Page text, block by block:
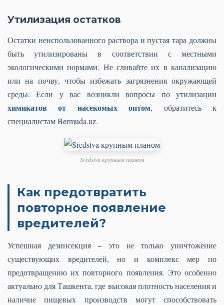
Утилизация остатков
Остатки неиспользованного раствора и пустая тара должны
быть утилизированы в соответствии с местными
экологическими нормами. Не сливайте их в канализацию
или на почву, чтобы избежать загрязнения окружающей
среды. Если у вас возникли вопросы по утилизации
химикатов от насекомых оптом, обратитесь к
специалистам Bermuda.uz.
Sredstva крупным планом
Как предотвратить
повторное появление
вредителей?
Успешная дезинсекция – это не только уничтожение
существующих вредителей, но и комплекс мер по
предотвращению их повторного появления. Это особенно
актуально для Ташкента, где высокая плотность населения и
наличие пищевых производств могут способствовать